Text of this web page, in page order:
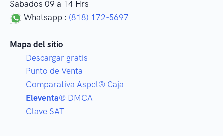
Sabados 09 a 14 Hrs
Whatsapp : (818) 172-5697
Mapa del sitio
Descargar gratis
Punto de Venta
Comparativa Aspel® Caja
Eleventa® DMCA
Clave SAT